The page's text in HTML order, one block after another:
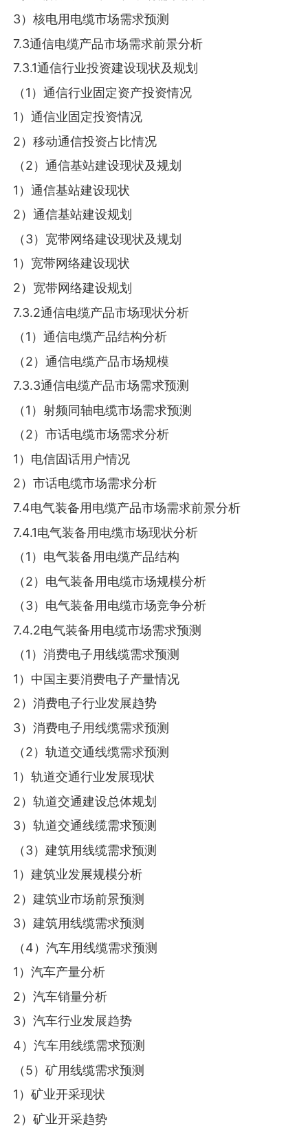
3）核电用电缆市场需求预测
7.3通信电缆产品市场需求前景分析
7.3.1通信行业投资建设现状及规划
（1）通信行业固定资产投资情况
1）通信业固定投资情况
2）移动通信投资占比情况
（2）通信基站建设现状及规划
1）通信基站建设现状
2）通信基站建设规划
（3）宽带网络建设现状及规划
1）宽带网络建设现状
2）宽带网络建设规划
7.3.2通信电缆产品市场现状分析
（1）通信电缆产品结构分析
（2）通信电缆产品市场规模
7.3.3通信电缆产品市场需求预测
（1）射频同轴电缆市场需求预测
（2）市话电缆市场需求分析
1）电信固话用户情况
2）市话电缆市场需求分析
7.4电气装备用电缆产品市场需求前景分析
7.4.1电气装备用电缆市场现状分析
（1）电气装备用电缆产品结构
（2）电气装备用电缆市场规模分析
（3）电气装备用电缆市场竞争分析
7.4.2电气装备用电缆市场需求预测
（1）消费电子用线缆需求预测
1）中国主要消费电子产量情况
2）消费电子行业发展趋势
3）消费电子用线缆需求预测
（2）轨道交通线缆需求预测
1）轨道交通行业发展现状
2）轨道交通建设总体规划
3）轨道交通线缆需求预测
（3）建筑用线缆需求预测
1）建筑业发展规模分析
2）建筑业市场前景预测
3）建筑用线缆需求预测
（4）汽车用线缆需求预测
1）汽车产量分析
2）汽车销量分析
3）汽车行业发展趋势
4）汽车用线缆需求预测
（5）矿用线缆需求预测
1）矿业开采现状
2）矿业开采趋势